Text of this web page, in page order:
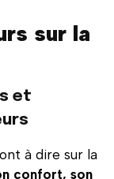
sur la
et
à dire sur la
confort, son